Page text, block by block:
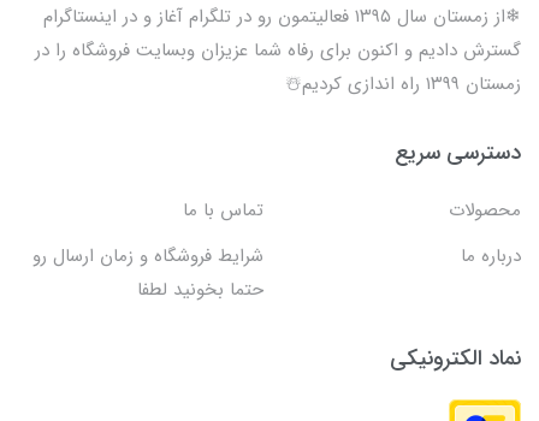
❄از زمستان سال ۱۳۹۵ فعالیتمون رو در تلگرام آغاز و در اینستاگرام
گسترش دادیم و اکنون برای رفاه شما عزیزان وبسایت فروشگاه را در
زمستان ۱۳۹۹ راه اندازی کردیم☃️
دسترسی سریع
محصولات
تماس با ما
درباره ما
شرایط فروشگاه و زمان ارسال رو
حتما بخونید لطفا
نماد الکترونیکی